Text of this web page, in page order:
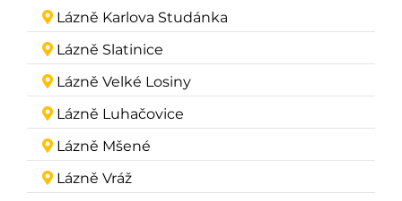
Lázně Karlova Studánka
Lázně Slatinice
Lázně Velké Losiny
Lázně Luhačovice
Lázně Mšené
Lázně Vráž